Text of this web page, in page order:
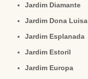
Jardim Diamante
Jardim Dona Luisa
Jardim Esplanada
Jardim Estoril
Jardim Europa